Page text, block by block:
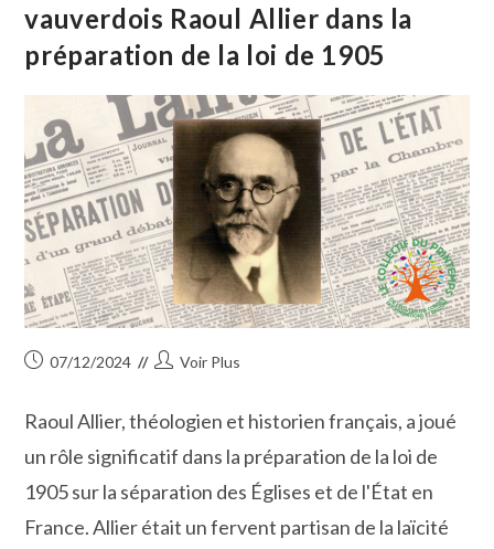
Harcèlement
Et
Les
Discriminations
vauverdois Raoul Allier dans la
préparation de la loi de 1905
Publication
07/12/2024
Auteur/autrice
publication :
Voir Plus
Raoul Allier, théologien et historien français, a joué
un rôle significatif dans la préparation de la loi de
1905 sur la séparation des Églises et de l'État en
France. Allier était un fervent partisan de la laïcité